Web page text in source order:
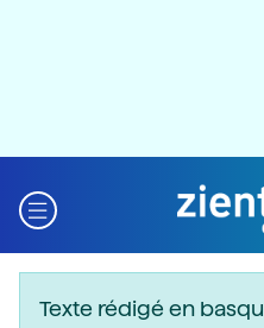
Texte rédigé en